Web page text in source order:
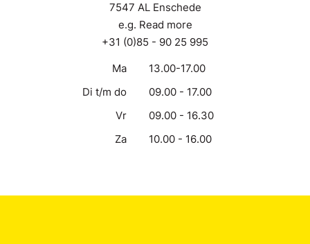
7547 AL Enschede
e.g. Read more
+31 (0)85 - 90 25 995
Ma
13.00-17.00
Di t/m do
09.00 - 17.00
Vr
09.00 - 16.30
Za
10.00 - 16.00